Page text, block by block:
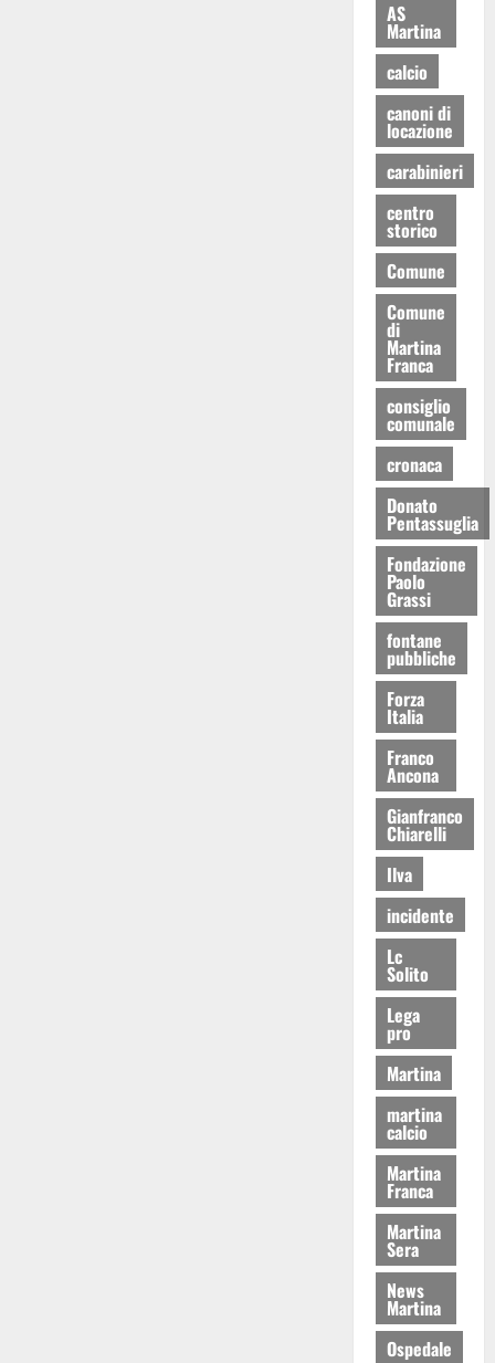
AS
Martina
calcio
canoni di
locazione
carabinieri
centro
storico
Comune
Comune
di
Martina
Franca
consiglio
comunale
cronaca
Donato
Pentassuglia
Fondazione
Paolo
Grassi
fontane
pubbliche
Forza
Italia
Franco
Ancona
Gianfranco
Chiarelli
Ilva
incidente
Lc
Solito
Lega
pro
Martina
martina
calcio
Martina
Franca
Martina
Sera
News
Martina
Ospedale